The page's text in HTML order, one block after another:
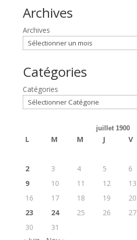
Archives
Archives
Catégories
Catégories
juillet 1900
L M M J V
2
3 4 5 6
9
10 11 12 13
16
17 18 19 20
23
24 25 26 27
30
31